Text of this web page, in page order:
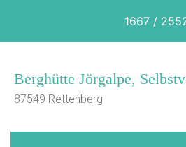
1667 /
Berghütte Jörgalpe,
87549 Rettenberg